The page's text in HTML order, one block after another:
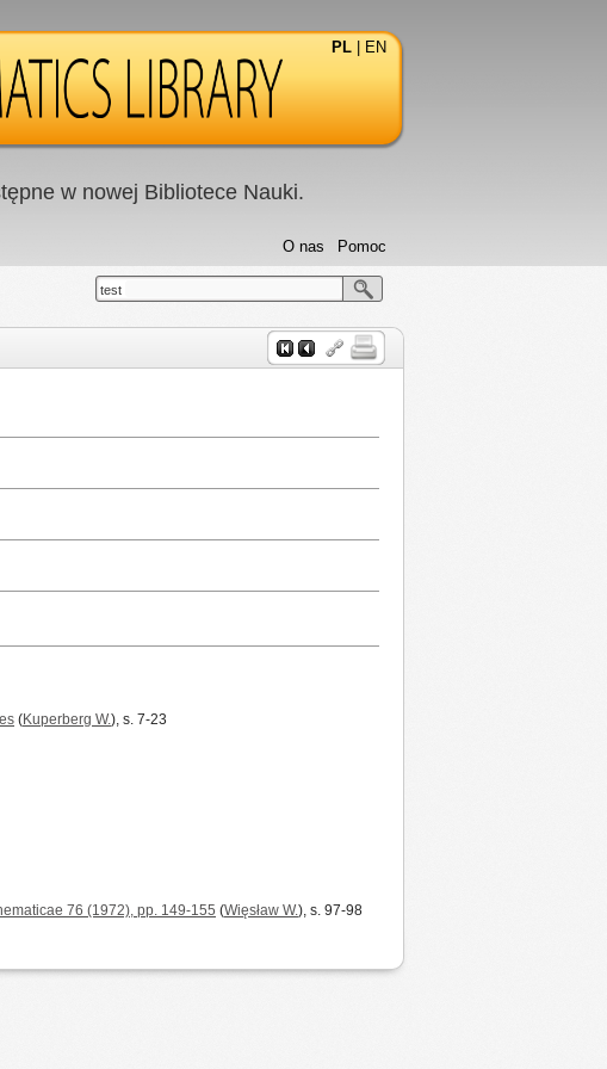
PL EN
w nowej Bibliotece Nauki.
Pomoc
O nas
test
(Kuperberg W.), s. 7-23
76 (1972), pp. 149-155 (Więsław W.), s. 97-98